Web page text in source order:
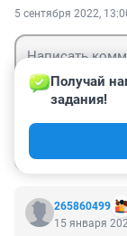
5 сентября 2022,
265860499
Получай
задания!
15 января